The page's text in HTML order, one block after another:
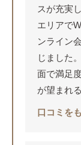
スが充実
エリアで
ンライン
じました
面で満足
が望まれ
口コミを